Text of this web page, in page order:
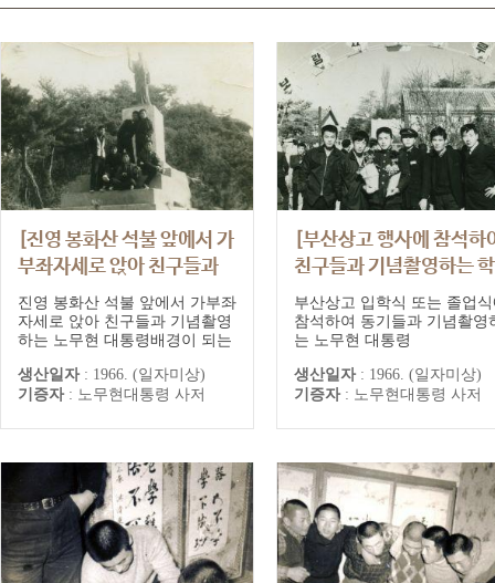
[진영 봉화산 석불 앞에서 가
부좌자세로 앉아 친구들과
기념촬영하는 노무현 대통
령]
진영 봉화산 석불 앞에서 가부좌
자세로 앉아 친구들과 기념촬영
하는 노무현 대통령배경이 되는
자바위(사진 우측) 가는 길 사이
에 현존하고 있다.
생산일자 : 1966. (일자미상)
기증자 : 노무현대통령 사저
[부산상고 행사에 참석하
친구들과 기념촬영하는
노무현]
부산상고 입학식 또는 졸업
참석하여 동기들과 기념촬영
는 노무현 대통령
생산일자 : 1966. (일자미상)
기증자 : 노무현대통령 사저